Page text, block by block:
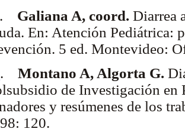
. Galiana A, coord. Diarrea
En: Atención Pediátrica:
5 ed. Montevideo:
. Montano A, Algorta G.
de Investigación en
y resúmenes de los
120.